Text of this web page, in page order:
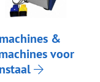
&
voor